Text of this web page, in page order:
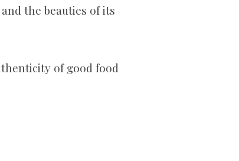
the beauties of its
of good food